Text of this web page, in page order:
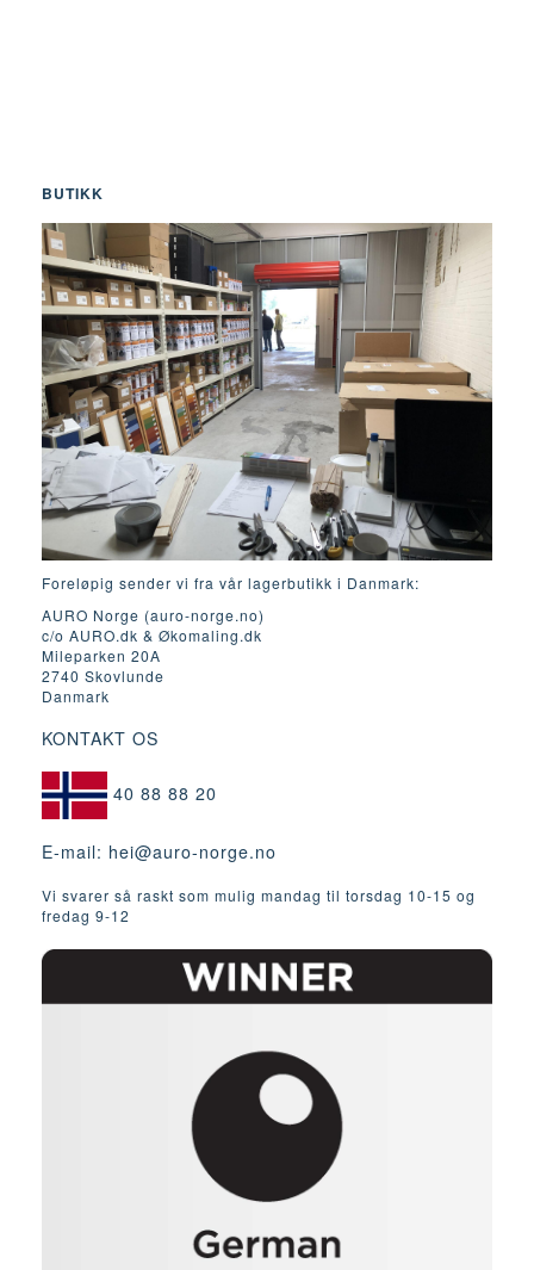
BUTIKK
Foreløpig sender vi fra vår lagerbutikk i Danmark:
AURO Norge (auro-norge.no)
c/o AURO.dk & Økomaling.dk
Mileparken 20A
2740 Skovlunde
Danmark
KONTAKT OS
40 88 88 20
E-mail: hei@auro-norge.no
Vi svarer så raskt som mulig mandag til torsdag 10-15 og
fredag ​​9-12